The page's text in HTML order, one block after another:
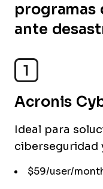
programas
ante
1
Acronis
Ideal para
ciberseguridad
$59/user/